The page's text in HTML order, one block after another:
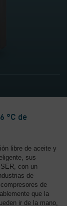
°C de
libre de aceite y
sus
con un
de
de
que la
ir de la mano,